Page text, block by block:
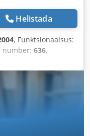
Helistada
, Funktsionaalsus:
number: 636,
, tõstekõrgus:2 000